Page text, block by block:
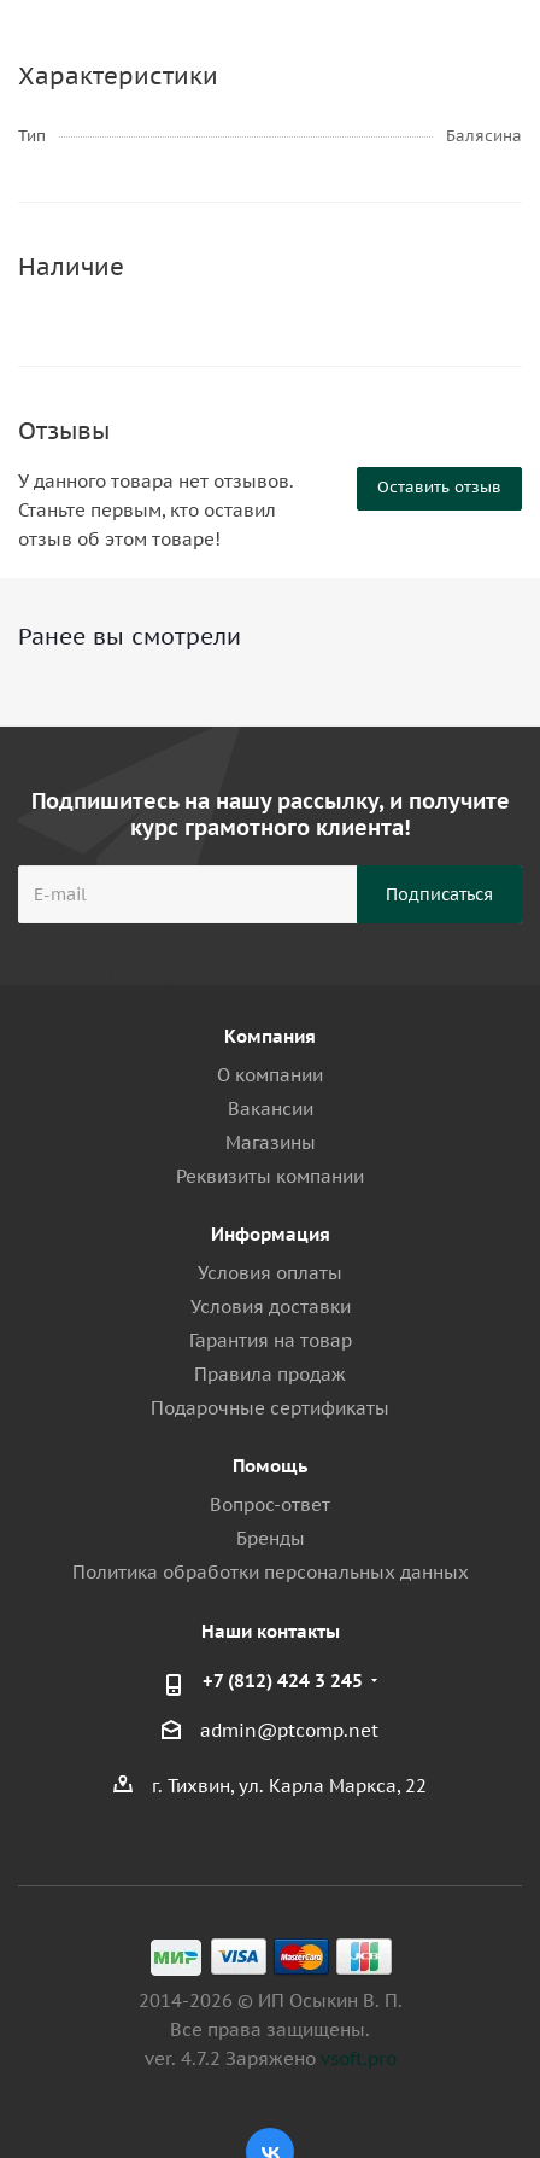
Характеристики
Тип Балясина
Наличие
Отзывы
Оставить отзыв
У данного товара нет отзывов.
Станьте первым, кто оставил
отзыв об этом товаре!
Ранее вы смотрели
Подпишитесь на нашу рассылку, и получите
курс грамотного клиента!
Компания
О компании
Вакансии
Магазины
Реквизиты компании
Информация
Условия оплаты
Условия доставки
Гарантия на товар
Правила продаж
Подарочные сертификаты
Помощь
Вопрос-ответ
Бренды
Политика обработки персональных данных
Наши контакты
+7 (812) 424 3 245
admin@ptcomp.net
г. Тихвин, ул. Карла Маркса, 22
2014-2026 © ИП Осыкин В. П.
Все права защищены.
ver. 4.7.2 Заряжено vsoft.pro